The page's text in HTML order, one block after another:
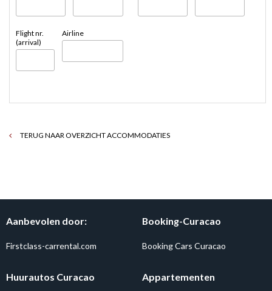
Flight nr.
(arrival)
Airline
TERUG NAAR OVERZICHT ACCOMMODATIES
Aanbevolen door:
Firstclass-carrental.com
Booking-Curacao
Booking Cars Curacao
Huurautos Curacao Appartementen